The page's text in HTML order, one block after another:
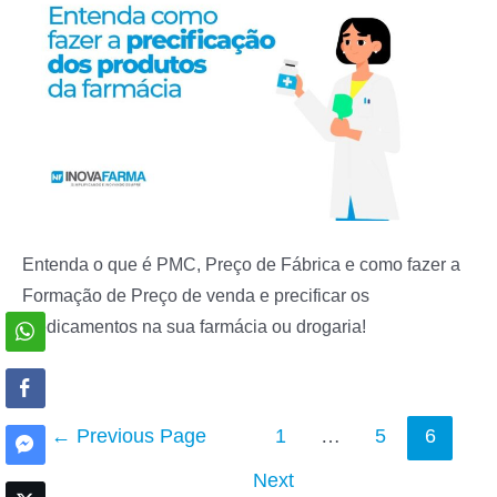
Entenda o que é PMC, Preço de Fábrica e como fazer a
Formação de Preço de venda e precificar os
medicamentos na sua farmácia ou drogaria!
Navegação
por
posts
← Previous Page 1 … 5 6
Next